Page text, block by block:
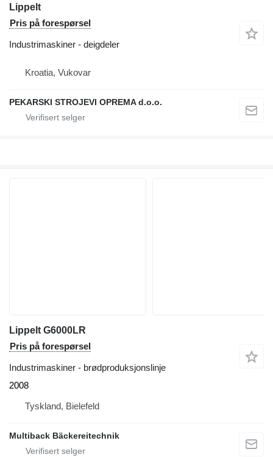
Lippelt
Pris på forespørsel
Industrimaskiner - deigdeler
Kroatia, Vukovar
PEKARSKI STROJEVI OPREMA d.o.o.
Lippelt G6000LR
Pris på forespørsel
Industrimaskiner - brødproduksjonslinje
2008
Tyskland, Bielefeld
Multiback Bäckereitechnik